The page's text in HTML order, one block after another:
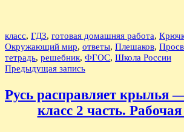
класс, ГДЗ, готовая домашняя работа,
Окружающий мир, ответы, Плешаков,
тетрадь, решебник, ФГОС, Школа России
Навигация
записям
Предыдущая запись
Русь расправляет крылья
класс 2 часть.